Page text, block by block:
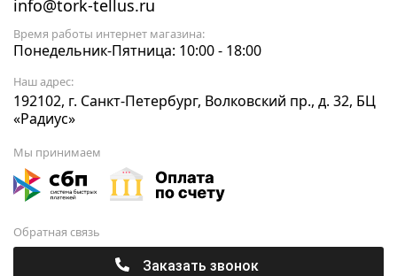
info@tork-tellus.ru
Время работы интернет магазина:
Понедельник-Пятница: 10:00 - 18:00
Наш адрес:
192102, г. Санкт-Петербург, Волковский пр., д. 32, БЦ
«Радиус»
Мы принимаем
Обратная связь
Заказать звонок